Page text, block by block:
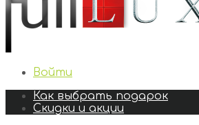
Войти
Как выбрать подарок
Скидки и акции